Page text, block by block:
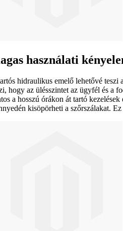
használati
hidraulikus emelő lehetővé teszi
hogy az ülésszintet az ügyfél és a
a hosszú órákon át tartó
kisöpörheti a szőrszálakat.